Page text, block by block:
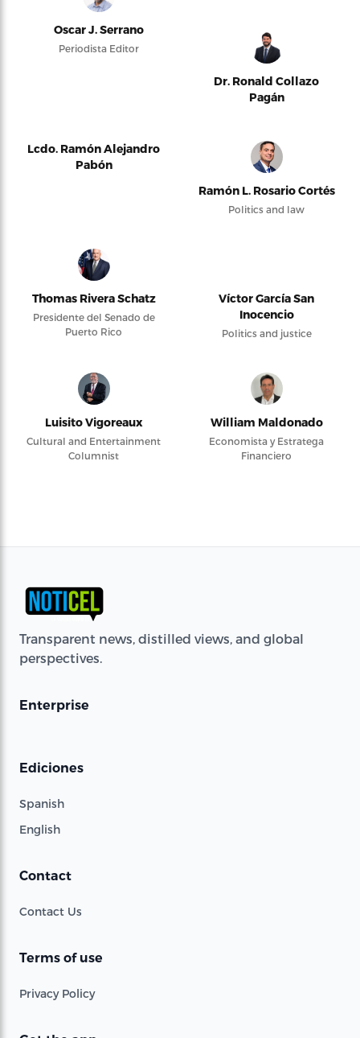
Oscar J. Serrano
Periodista Editor
Dr. Ronald Collazo
Pagán
Lcdo. Ramón Alejandro
Pabón
Ramón L. Rosario Cortés
Politics and law
Thomas Rivera Schatz
Presidente del Senado de
Puerto Rico
Víctor García San
Inocencio
Politics and justice
Luisito Vigoreaux
Cultural and Entertainment
Columnist
William Maldonado
Economista y Estratega
Financiero
Transparent news, distilled views, and global
perspectives.
Enterprise
Ediciones
Spanish
English
Contact
Contact Us
Terms of use
Privacy Policy